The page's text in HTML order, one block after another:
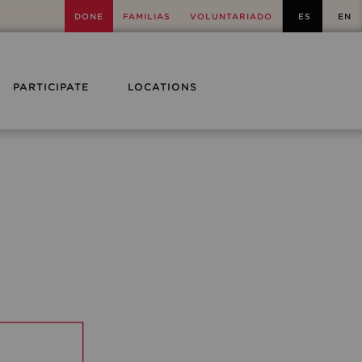
ES EN
VOLUNTARIADO
FAMILIAS
DONE
PARTICIPATE LOCATIONS